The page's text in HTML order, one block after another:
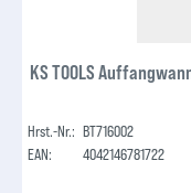
KS TOOLS
Hrst.-Nr.: BT716002
EAN:
4042146781722